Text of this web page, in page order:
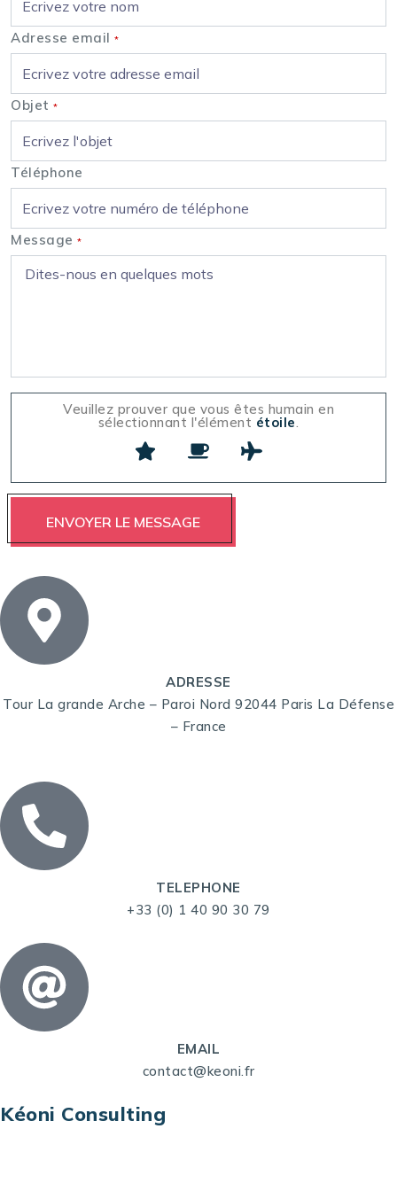
Adresse email *
Objet *
Téléphone
Message *
Veuillez prouver que vous êtes humain en
sélectionnant l'élément étoile.
ADRESSE
Tour La grande Arche – Paroi Nord 92044 Paris La Défense
– France
TELEPHONE
+33 (0) 1 40 90 30 79
EMAIL
contact@keoni.fr
Kéoni Consulting